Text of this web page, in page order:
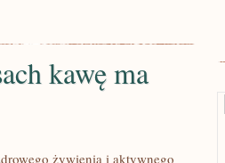
kawę ma
żywienia i aktywnego